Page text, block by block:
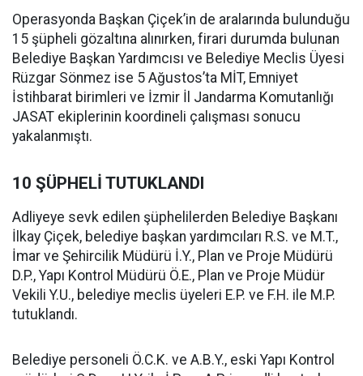
Operasyonda Başkan Çiçek’in de aralarında bulunduğu
15 şüpheli gözaltına alınırken, firari durumda bulunan
Belediye Başkan Yardımcısı ve Belediye Meclis Üyesi
Rüzgar Sönmez ise 5 Ağustos’ta MİT, Emniyet
İstihbarat birimleri ve İzmir İl Jandarma Komutanlığı
JASAT ekiplerinin koordineli çalışması sonucu
yakalanmıştı.
10 ŞÜPHELİ TUTUKLANDI
Adliyeye sevk edilen şüphelilerden Belediye Başkanı
İlkay Çiçek, belediye başkan yardımcıları R.S. ve M.T.,
İmar ve Şehircilik Müdürü İ.Y., Plan ve Proje Müdürü
D.P., Yapı Kontrol Müdürü Ö.E., Plan ve Proje Müdür
Vekili Y.U., belediye meclis üyeleri E.P. ve F.H. ile M.P.
tutuklandı.
Belediye personeli Ö.C.K. ve A.B.Y., eski Yapı Kontrol